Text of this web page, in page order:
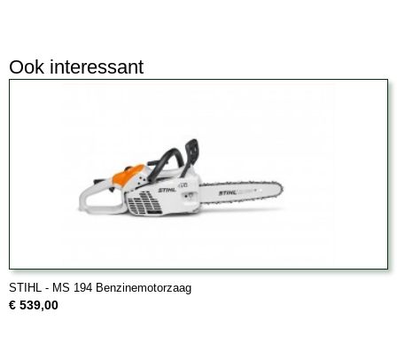
Ook interessant
STIHL - MS 194 Benzinemotorzaag
€ 539,00